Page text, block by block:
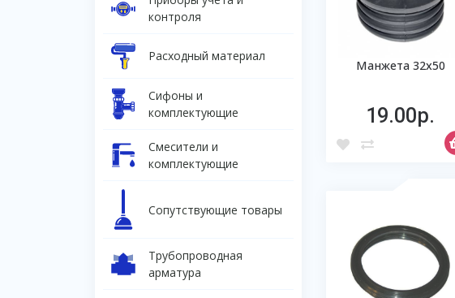
контроля
Расходный материал
Сифоны и
комплектующие
Смесители и
комплектующие
Сопутствующие товары
Трубопроводная
арматура
Манжета 32х50
19.00р.